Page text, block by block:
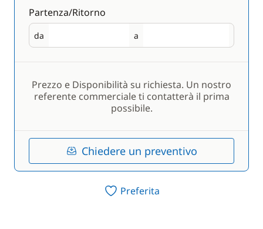
Partenza/Ritorno
da
Partenza a
Ritorno
Prezzo e Disponibilità su richiesta. Un nostro
referente commerciale ti contatterà il prima
possibile.
Chiedere un preventivo
Preferita